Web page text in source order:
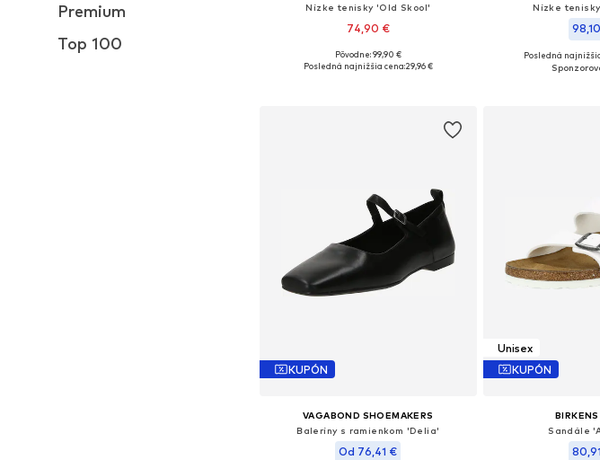
Premium
Top 100
Nízke tenisky 'Old Skool'
74,90 €
+4
Dostupné v mnohých veľkostiach
Pôvodne: 99,90 €
Posledná najnižšia cena:29,96 €
Nízke tenisky
Dostupné v
Posledná
KUPÓN
VAGABOND SHOEMAKERS
Baleríny s ramienkom 'Delia'
Od 76,41 €
Unisex
KUPÓN
Sandále